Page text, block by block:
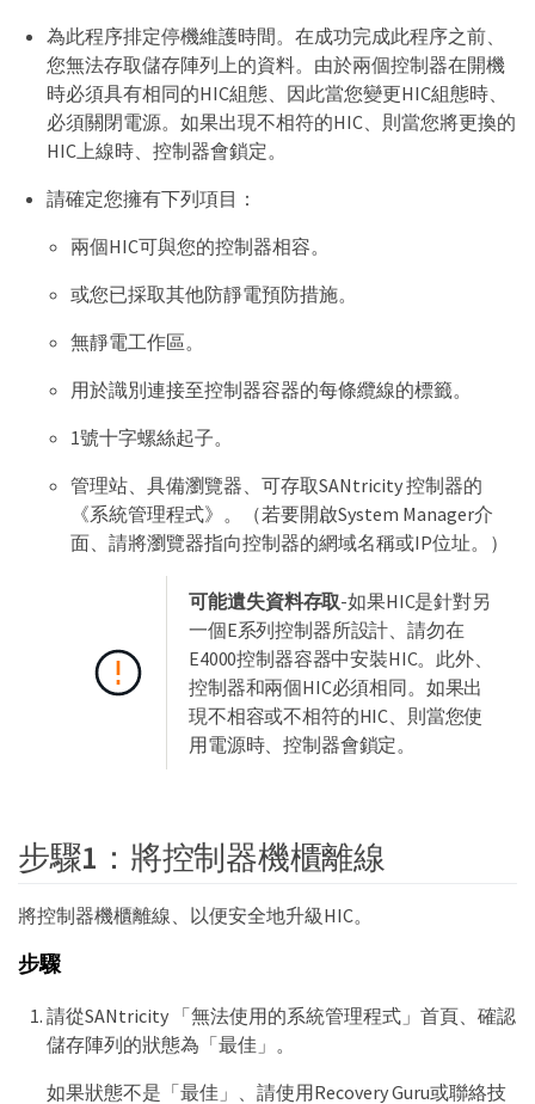
為此程序排定停機維護時間。在成功完成此程序之前、
您無法存取儲存陣列上的資料。由於兩個控制器在開機
時必須具有相同的HIC組態、因此當您變更HIC組態時、
必須關閉電源。如果出現不相符的HIC、則當您將更換的
HIC上線時、控制器會鎖定。
請確定您擁有下列項目：
兩個HIC可與您的控制器相容。
或您已採取其他防靜電預防措施。
無靜電工作區。
用於識別連接至控制器容器的每條纜線的標籤。
1號十字螺絲起子。
管理站、具備瀏覽器、可存取SANtricity 控制器的
《系統管理程式》。（若要開啟System Manager介
面、請將瀏覽器指向控制器的網域名稱或IP位址。）
可能遺失資料存取-如果HIC是針對另
一個E系列控制器所設計、請勿在
E4000控制器容器中安裝HIC。此外、
控制器和兩個HIC必須相同。如果出
現不相容或不相符的HIC、則當您使
用電源時、控制器會鎖定。
步驟1：將控制器機櫃離線
將控制器機櫃離線、以便安全地升級HIC。
步驟
請從SANtricity 「無法使用的系統管理程式」首頁、確認
儲存陣列的狀態為「最佳」。
如果狀態不是「最佳」、請使用Recovery Guru或聯絡技